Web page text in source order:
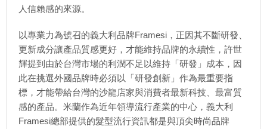
人信賴感的來源。
以專業力為號召的義大利品牌Framesi，正因其不斷研發、
更新成分讓產品質感更好，才能維持品牌的永續性，許世
輝提到由於台灣市場的利潤不足以維持「研發」成本，因
此在挑選外國品牌時必須以「研發創新」作為最重要指
標，才能帶給台灣的沙龍店家與消費者最新科技、最富質
感的產品。米蘭作為近年領導流行產業的中心，義大利
Framesi總部提供的髮型流行資訊都是與頂尖時尚品牌